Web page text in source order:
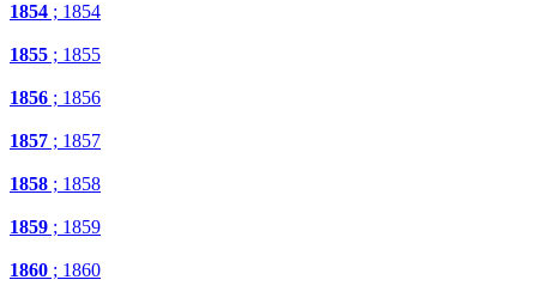
1854 ; 1854
1855 ; 1855
1856 ; 1856
1857 ; 1857
1858 ; 1858
1859 ; 1859
1860 ; 1860